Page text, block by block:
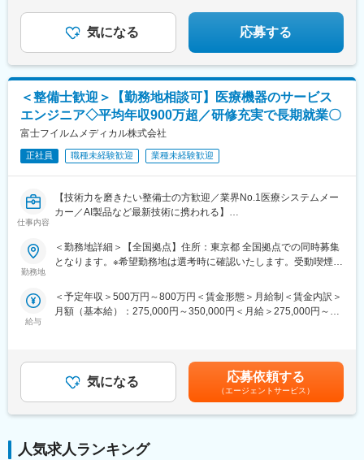
く在籍しています。
変更の範囲：会社の定める業務
鉄)、大須観音駅、福井口駅、近鉄日本橋駅、清水五条駅、三宮・
花時計前駅、原爆ドーム前駅
展開する当社でデジタル機器の専門家を目指しません
か？
気になる 応募する
＜整備士歓迎＞【勤務地相談可】医療機器のサービス
エンジニア◇平均年収900万超／研修充実で長期就業〇
富士フイルムメディカル株式会社
正社員 職種未経験歓迎 業種未経験歓迎
仕事内容
【技術力を磨きたい整備士の方歓迎／業界No.1医療システムメー
カー／AI製品など最新技術に携われる】
方募集！整備士としての経験を、医療機器の設置・保守に活かせ
ます。PACSやCT・MRIなどの高度な機器を扱い、病院の診断を
■PACSとは
imaging/enterprise-pacs
■仕事内容
医療機器や画像ネットワークシステムの設置、立ち上げ、定期点
ロフェッショナルです。
勤務地
＜勤務地詳細＞【全国拠点】住所：東京都 全国拠点での同時募集
となります。※希望勤務地は選考時に確認いたします。受動喫煙対
ーク含む）
給与
＜予定年収＞500万円～800万円＜賃金形態＞月給制＜賃金内訳＞
月額（基本給）：275,000円～350,000円＜月給＞275,000円～
歳/750万円(入社8年・経験11年、手当含)：月給37万円賃金はあく
までも目安の金額であり、選考を通じて上下する可能性がありま
す。月給(月額)は固定手当を含めた表記です。
気になる 応募依頼する
（エージェントサービス）
人気求人ランキング